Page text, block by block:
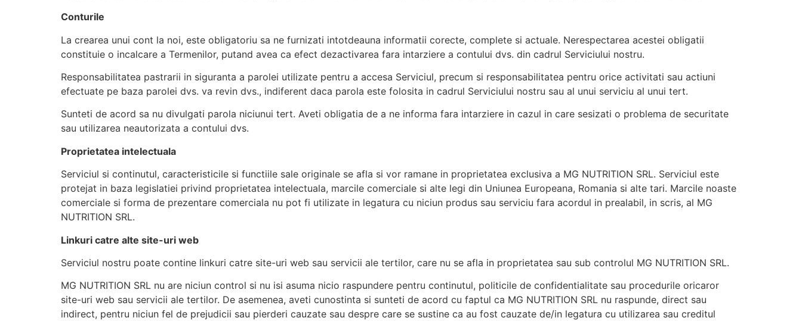
Conturile
La crearea unui cont la noi, este obligatoriu sa ne furnizati intotdeauna informatii corecte, complete si actuale. Nerespectarea acestei obligatii
constituie o incalcare a Termenilor, putand avea ca efect dezactivarea fara intarziere a contului dvs. din cadrul Serviciului nostru.
Responsabilitatea pastrarii in siguranta a parolei utilizate pentru a accesa Serviciul, precum si responsabilitatea pentru orice activitati sau actiuni
efectuate pe baza parolei dvs. va revin dvs., indiferent daca parola este folosita in cadrul Serviciului nostru sau al unui serviciu al unui tert.
Sunteti de acord sa nu divulgati parola niciunui tert. Aveti obligatia de a ne informa fara intarziere in cazul in care sesizati o problema de securitate
sau utilizarea neautorizata a contului dvs.
Proprietatea intelectuala
Serviciul si continutul, caracteristicile si functiile sale originale se afla si vor ramane in proprietatea exclusiva a MG NUTRITION SRL. Serviciul este
protejat in baza legislatiei privind proprietatea intelectuala, marcile comerciale si alte legi din Uniunea Europeana, Romania si alte tari. Marcile noaste
comerciale si forma de prezentare comerciala nu pot fi utilizate in legatura cu niciun produs sau serviciu fara acordul in prealabil, in scris, al MG
NUTRITION SRL.
Linkuri catre alte site-uri web
Serviciul nostru poate contine linkuri catre site-uri web sau servicii ale tertilor, care nu se afla in proprietatea sau sub controlul MG NUTRITION SRL.
MG NUTRITION SRL nu are niciun control si nu isi asuma nicio raspundere pentru continutul, politicile de confidentialitate sau procedurile oricaror
site-uri web sau servicii ale tertilor. De asemenea, aveti cunostinta si sunteti de acord cu faptul ca MG NUTRITION SRL nu raspunde, direct sau
indirect, pentru niciun fel de prejudicii sau pierderi cauzate sau despre care se sustine ca au fost cauzate de/in legatura cu utilizarea sau creditul